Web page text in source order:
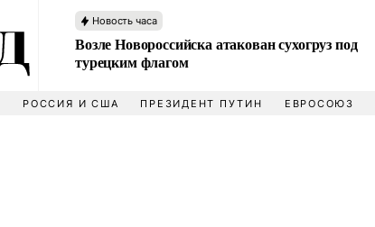
Новость часа
Возле Новороссийска атакован сухогруз под
турецким флагом
РОССИЯ И США ПРЕЗИДЕНТ ПУТИН ЕВРОСОЮЗ